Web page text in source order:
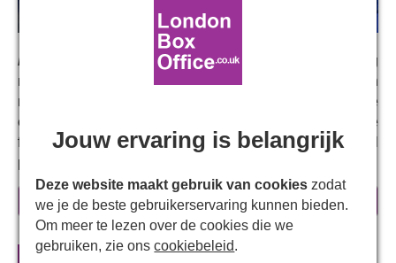
Elf: The Musical
keert na zes uitverkochte tournees terug
naar het West End. Geregisseerd door
en
met
in de hoofdrol als Buddy, is deze
extravagante, vrolijke musical, gebaseerd op de geliefde
film uit 2003, een must-see voor de feestdagen, vol
podiummagie en onvergetelijke liedjes.
Waarom jeElf: The Musicalmoet kijken
Deze overweldigende musical zit vol magische
special effects, waaronder de vliegende slee van de
meer informatie
Jouw ervaring is belangrijk
Deze website maakt gebruik van cookies zodat
we je de beste gebruikerservaring kunnen bieden.
Om meer te lezen over de cookies die we
gebruiken, zie onscookiebeleid.